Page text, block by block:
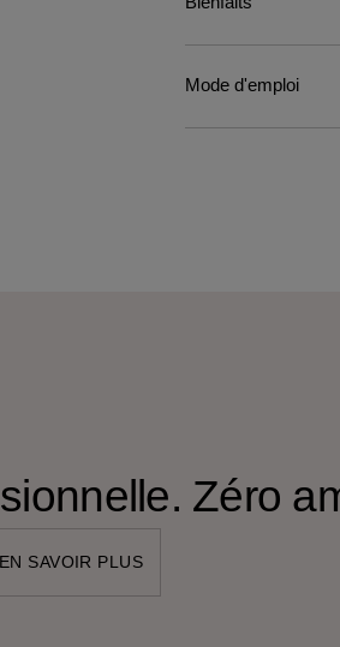
Mode d'emploi
Zéro
EN SAVOIR PLUS